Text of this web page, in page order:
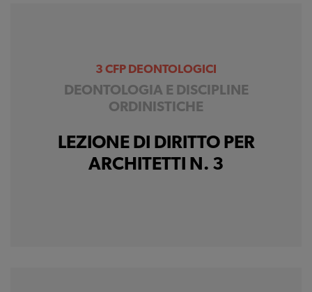
3 CFP DEONTOLOGICI
DEONTOLOGIA E DISCIPLINE
ORDINISTICHE
LEZIONE DI DIRITTO PER
ARCHITETTI N. 3